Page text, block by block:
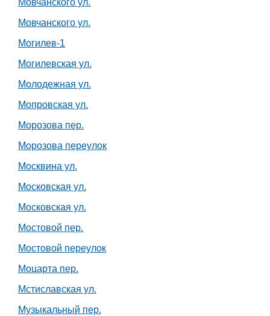
Мовчанского ул.
Мовчанского ул.
Могилев-1
Могилевская ул.
Молодежная ул.
Мопровская ул.
Морозова пер.
Морозова переулок
Москвина ул.
Московская ул.
Московская ул.
Мостовой пер.
Мостовой переулок
Моцарта пер.
Мстиславская ул.
Музыкальный пер.